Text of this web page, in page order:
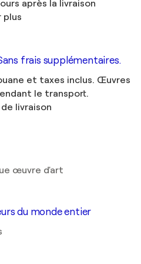
après la livraison
plus
frais supplémentaires.
et taxes inclus. Œuvres
le transport.
livraison
œuvre d'art
du monde entier